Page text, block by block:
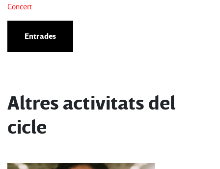
Concert
Entrades
Altres activitats del
cicle